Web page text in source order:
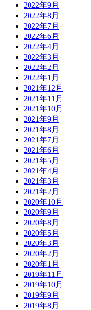
2022年9月
2022年8月
2022年7月
2022年6月
2022年4月
2022年3月
2022年2月
2022年1月
2021年12月
2021年11月
2021年10月
2021年9月
2021年8月
2021年7月
2021年6月
2021年5月
2021年4月
2021年3月
2021年2月
2020年10月
2020年9月
2020年8月
2020年5月
2020年3月
2020年2月
2020年1月
2019年11月
2019年10月
2019年9月
2019年8月